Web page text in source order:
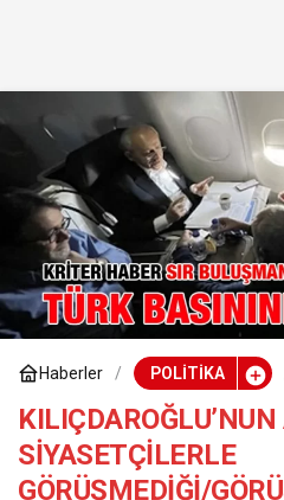
Haberler POLİTİKA
KILIÇDAROĞLU’NUN
SİYASETÇİLERLE
GÖRÜŞMEDİĞİ/